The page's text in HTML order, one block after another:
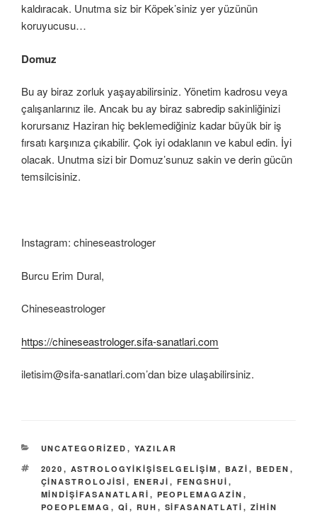
kaldıracak. Unutma siz bir Köpek’siniz yer yüzünün
koruyucusu…
Domuz
Bu ay biraz zorluk yaşayabilirsiniz. Yönetim kadrosu veya
çalışanlarınız ile. Ancak bu ay biraz sabredip sakinliğinizi
korursanız Haziran hiç beklemediğiniz kadar büyük bir iş
fırsatı karşınıza çıkabilir. Çok iyi odaklanın ve kabul edin. İyi
olacak. Unutma sizi bir Domuz’sunuz sakin ve derin gücün
temsilcisiniz.
Instagram: chineseastrologer
Burcu Erim Dural,
Chineseastrologer
https://chineseastrologer.sifa-sanatlari.com
iletisim@sifa-sanatlari.com’dan bize ulaşabilirsiniz.
KATEGORILER
UNCATEGORIZED , YAZILAR
ETIKETLER
2020 , ASTROLOGYIKIŞISELGELIŞIM , BAZI , BEDEN ,
ÇINASTROLOJISI , ENERJI , FENGSHUI ,
MINDIŞIFASANATLARI , PEOPLEMAGAZIN ,
POEOPLEMAG , QI , RUH , SIFASANATLATI , ZIHIN